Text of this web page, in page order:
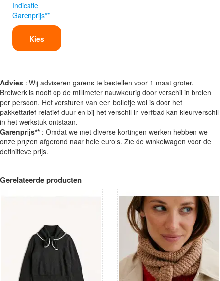
Indicatie
Garenprijs**
Kies
Advies : Wij adviseren garens te bestellen voor 1 maat groter.
Breiwerk is nooit op de millimeter nauwkeurig door verschil in breien
per persoon. Het versturen van een bolletje wol is door het
pakkettarief relatief duur en bij het verschil in verfbad kan kleurverschil
in het werkstuk ontstaan.
Garenprijs** : Omdat we met diverse kortingen werken hebben we
onze prijzen afgerond naar hele euro's. Zie de winkelwagen voor de
definitieve prijs.
Gerelateerde producten